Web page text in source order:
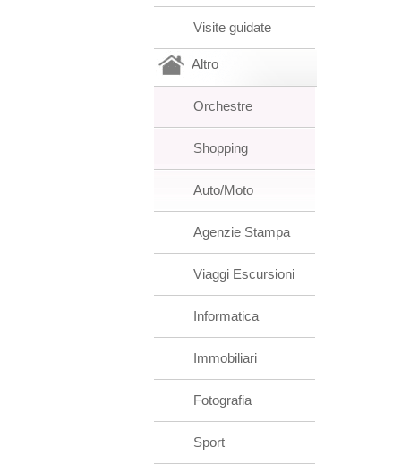
Visite guidate
Altro
Orchestre
Shopping
Auto/Moto
Agenzie Stampa
Viaggi Escursioni
Informatica
Immobiliari
Fotografia
Sport